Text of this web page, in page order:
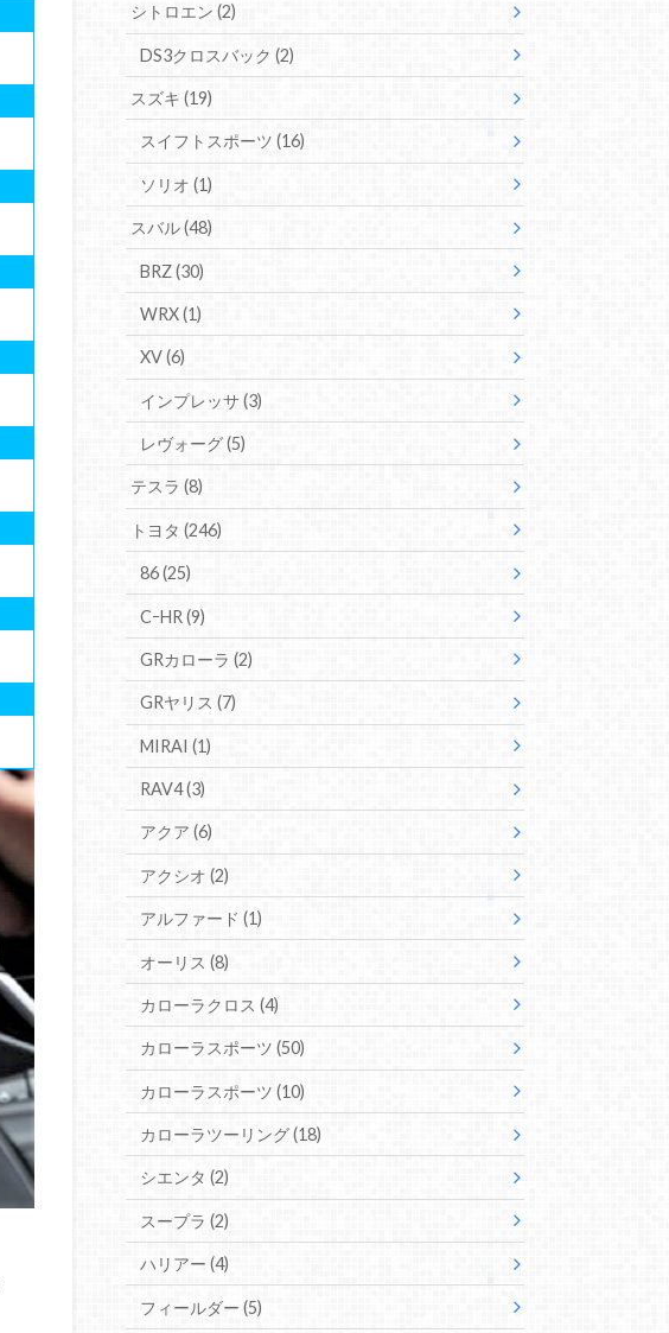
シトロエン(2)
DS3クロスバック (2)
スズキ(19)
スイフトスポーツ (16)
ソリオ (1)
スバル(48)
BRZ(30)
WRX(1)
XV(6)
インプレッサ(3)
レヴォーグ(5)
テスラ(8)
トヨタ(246)
86(25)
CｰHR (9)
GRカローラ (2)
GRヤリス (7)
MIRAI (1)
RAV4(3)
アクア (6)
アクシオ (2)
アルファード (1)
オーリス (8)
カローラクロス (4)
カローラスポーツ (50)
カローラスポーツ (10)
カローラツーリング(18)
シエンタ (2)
スープラ (2)
ハリアー (4)
フィールダー (5)